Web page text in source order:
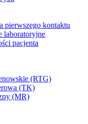
pierwszego kontaktu
laboratoryjne
pacjenta
(RTG)
(TK)
(MR)